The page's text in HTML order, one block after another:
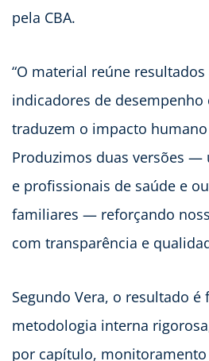
pela CBA.
“O material reúne
indicadores de
traduzem o impacto
Produzimos duas versões —
e profissionais de saúde e
familiares — reforçando
com transparência e
Segundo Vera, o resultado é
metodologia interna
por capítulo,